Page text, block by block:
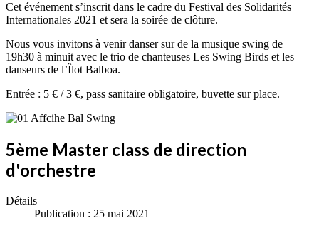
Cet événement s’inscrit dans le cadre du Festival des Solidarités
Internationales 2021 et sera la soirée de clôture.
Nous vous invitons à venir danser sur de la musique swing de
19h30 à minuit avec le trio de chanteuses Les Swing Birds et les
danseurs de l’Îlot Balboa.
Entrée : 5 € / 3 €, pass sanitaire obligatoire, buvette sur place.
5ème Master class de direction
d'orchestre
Détails
Publication : 25 mai 2021